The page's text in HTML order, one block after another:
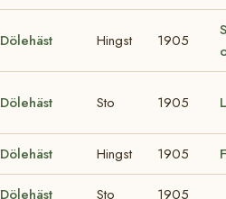
Dölehäst Hingst 1905
Dölehäst Sto 1905
Dölehäst Hingst 1905
Dölehäst Sto 1905